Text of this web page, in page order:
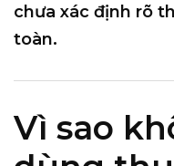
chưa xác định rõ
toàn.
Vì sao